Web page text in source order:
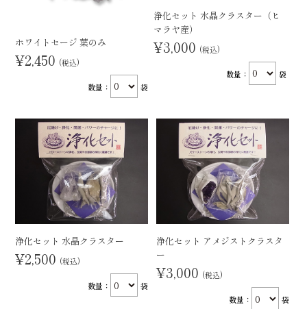
ホワイトセージ 葉のみ
¥2,450 (税込)
数量： 袋
浄化セット 水晶クラスター（ヒ
マラヤ産）
¥3,000 (税込)
数量： 袋
浄化セット 水晶クラスター
¥2,500 (税込)
数量： 袋
浄化セット アメジストクラスタ
ー
¥3,000 (税込)
数量： 袋